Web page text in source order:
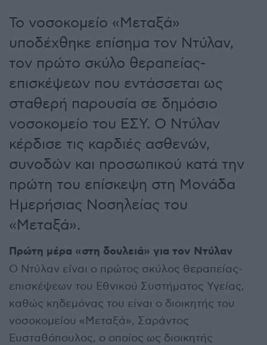
Το νοσοκομείο «Μεταξά»
υποδέχθηκε επίσημα τον Ντύλαν,
τον πρώτο σκύλο θεραπείας-
επισκέψεων που εντάσσεται ως
σταθερή παρουσία σε δημόσιο
νοσοκομείο του ΕΣΥ. Ο Ντύλαν
κέρδισε τις καρδιές ασθενών,
συνοδών και προσωπικού κατά την
πρώτη του επίσκεψη στη Μονάδα
Ημερήσιας Νοσηλείας του
«Μεταξά».
Πρώτη μέρα «στη δουλειά» για τον Ντύλαν
Ο Ντύλαν είναι ο πρώτος σκύλος θεραπείας-
επισκέψεων του Εθνικού Συστήματος Υγείας,
καθώς κηδεμόνας του είναι ο διοικητής του
νοσοκομείου «Μεταξά», Σαράντος
Ευσταθόπουλος, ο οποίος ως διοικητής